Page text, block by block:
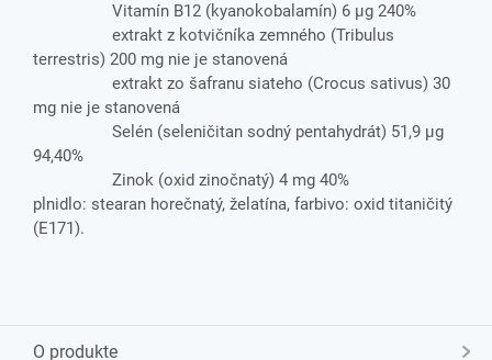
Vitamín B12 (kyanokobalamín) 6 μg 240%
extrakt z kotvičníka zemného (Tribulus
terrestris) 200 mg nie je stanovená
extrakt zo šafranu siateho (Crocus sativus) 30
mg nie je stanovená
Selén (seleničitan sodný pentahydrát) 51,9 μg
94,40%
Zinok (oxid zinočnatý) 4 mg 40%
plnidlo: stearan horečnatý, želatína, farbivo: oxid titaničitý
(E171).
O produkte